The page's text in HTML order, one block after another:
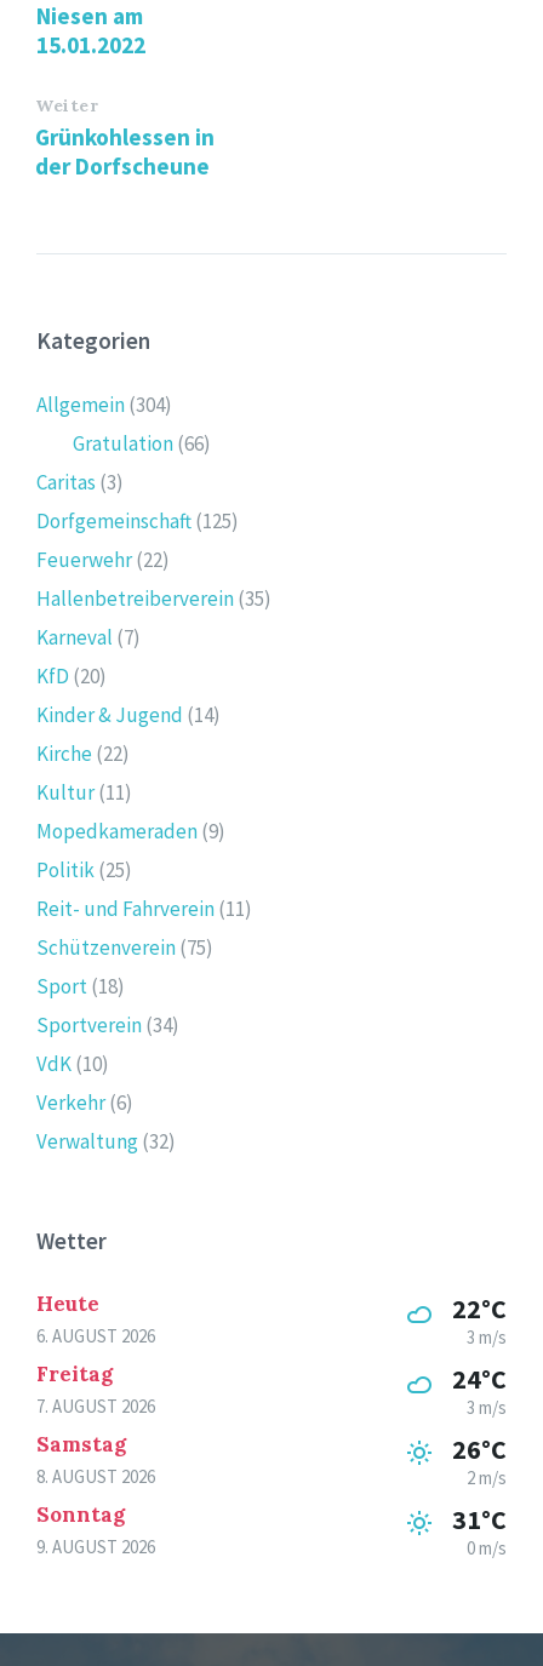
Niesen am
15.01.2022
Weiter
Grünkohlessen in
der Dorfscheune
Kategorien
Allgemein(304)
Gratulation(66)
Caritas (3)
Dorfgemeinschaft(125)
Feuerwehr(22)
Hallenbetreiberverein(35)
Karneval (7)
KfD (20)
Kinder & Jugend (14)
Kirche(22)
Kultur(11)
Mopedkameraden(9)
Politik(25)
Reit- und Fahrverein(11)
Schützenverein(75)
Sport(18)
Sportverein(34)
VdK(10)
Verkehr(6)
Verwaltung(32)
Wetter
Heute
6. AUGUST 2026
22°C
3 m/s
Freitag
7. AUGUST 2026
24°C
3 m/s
Samstag
8. AUGUST 2026
26°C
2 m/s
Sonntag
9. AUGUST 2026
31°C
0 m/s